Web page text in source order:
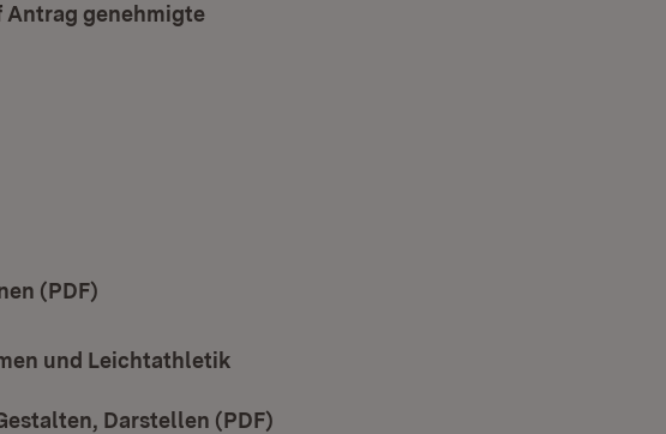
genehmigte
(PDF)
und Leichtathletik
Darstellen (PDF)